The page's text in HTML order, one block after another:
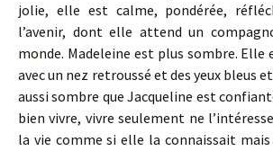
jolie, elle est calme, pondérée,
l’avenir, dont elle attend un
monde. Madeleine est plus sombre. Elle
avec un nez retroussé et des yeux bleus
aussi sombre que Jacqueline est
bien vivre, vivre seulement ne
la vie comme si elle la connaissait